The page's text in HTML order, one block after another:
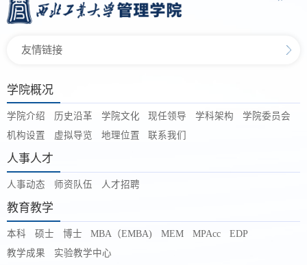
友情链接
学院概况
学院介绍 历史沿革 学院文化 现任领导 学科架构
学院委员会
机构设置
虚拟导览 地理位置 联系我们
人事人才
人事动态 师资队伍 人才招聘
教育教学
本科 硕士 博士 MBA（EMBA) MEM MPAcc
EDP
教学成果
实验教学中心